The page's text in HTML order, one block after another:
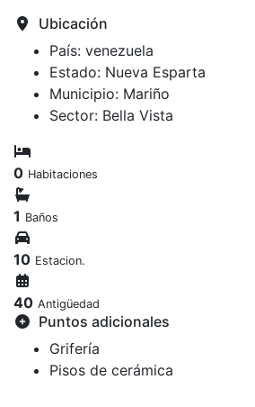
Ubicación
País: venezuela
Estado: Nueva Esparta
Municipio: Mariño
Sector: Bella Vista
0 Habitaciones
1 Baños
10 Estacion.
40 Antigüedad
Puntos adicionales
Grifería
Pisos de cerámica